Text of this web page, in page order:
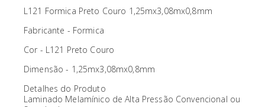
L121 Formica Preto Couro 1,25mx3,08mx0,8mm
Fabricante - Formica
Cor - L121 Preto Couro
Dimensão - 1,25mx3,08mx0,8mm
Detalhes do Produto
Laminado Melamínico de Alta Pressão Convencional ou